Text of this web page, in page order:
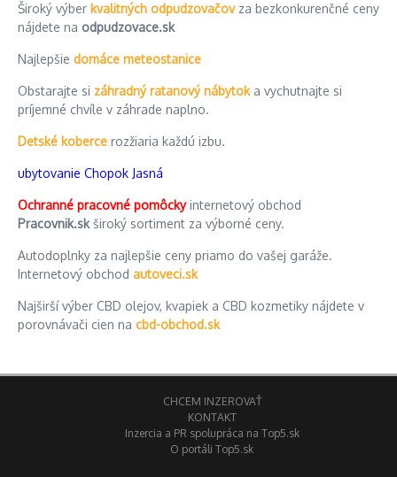
Široký výber kvalitných odpudzovačovza bezkonkurenčné ceny
nájdete na odpudzovace.sk
Najlepšie domáce meteostanice
Obstarajte si záhradný ratanový nábytoka vychutnajte si
príjemné chvíle v záhrade naplno.
Detské koberce rozžiaria každú izbu.
ubytovanie Chopok Jasná
Ochranné pracovné pomôckyinternetový obchod
Pracovnik.skširoký sortiment za výborné ceny.
Autodoplnky za najlepšie ceny priamo do vašej garáže.
Internetový obchod autoveci.sk
Najširší výber CBD olejov, kvapiek a CBD kozmetiky nájdete v
porovnávači cien na cbd-obchod.sk
CHCEM INZEROVAŤ
KONTAKT
Inzercia a PR spolupráca na Top5.sk
O portáli Top5.sk